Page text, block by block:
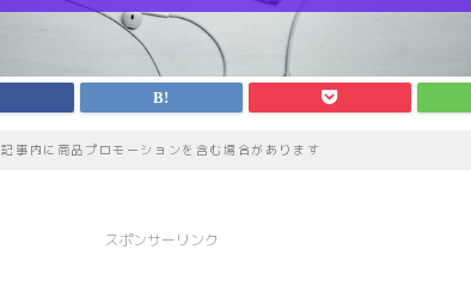
記事内に商品プロモーションを含む場合があります
スポンサーリンク